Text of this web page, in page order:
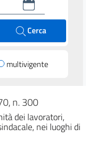
Cerca
multivigente
n. 300
dei lavoratori,
nei luoghi di